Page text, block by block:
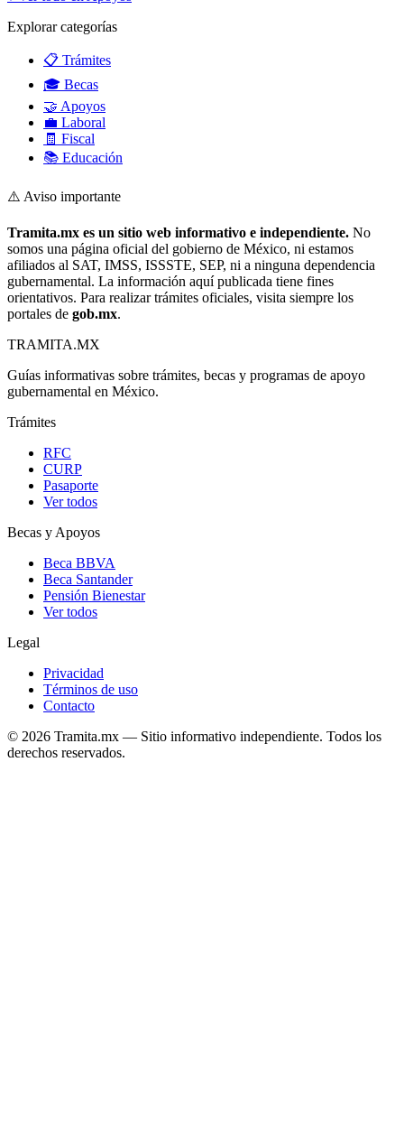
Explorar categorías
📋 Trámites
🎓 Becas
🤝 Apoyos
💼 Laboral
🧾 Fiscal
📚 Educación
⚠️ Aviso importante
Tramita.mx es un sitio web informativo e independiente. No
somos una página oficial del gobierno de México, ni estamos
afiliados al SAT, IMSS, ISSSTE, SEP, ni a ninguna dependencia
gubernamental. La información aquí publicada tiene fines
orientativos. Para realizar trámites oficiales, visita siempre los
portales de gob.mx.
TRAMITA.MX
Guías informativas sobre trámites, becas y programas de apoyo
gubernamental en México.
Trámites
RFC
CURP
Pasaporte
Ver todos
Becas y Apoyos
Beca BBVA
Beca Santander
Pensión Bienestar
Ver todos
Legal
Privacidad
Términos de uso
Contacto
© 2026 Tramita.mx — Sitio informativo independiente. Todos los
derechos reservados.